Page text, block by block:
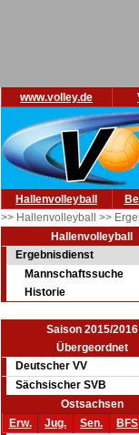
www.volley.de
Hallenvolleyball
>> Hallenvolleyball >>
Hallenvolleyball
Ergebnisdienst
Mannschaftssuche
Historie
Saison 2015/2016
Übergeordnet
Deutscher VV
Sächsischer SVB
Ostsachsen
Erw.
Jug. Sen. BFS